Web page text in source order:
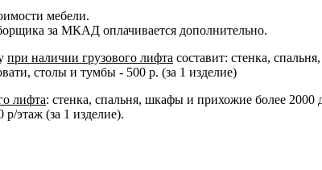
мебели.
за МКАД оплачивается дополнительно.
при наличии грузового лифта составит: стенка,
столы и тумбы - 500 р. (за 1 изделие)
лифта: стенка, спальня, шкафы и прихожие более
этаж (за 1 изделие).